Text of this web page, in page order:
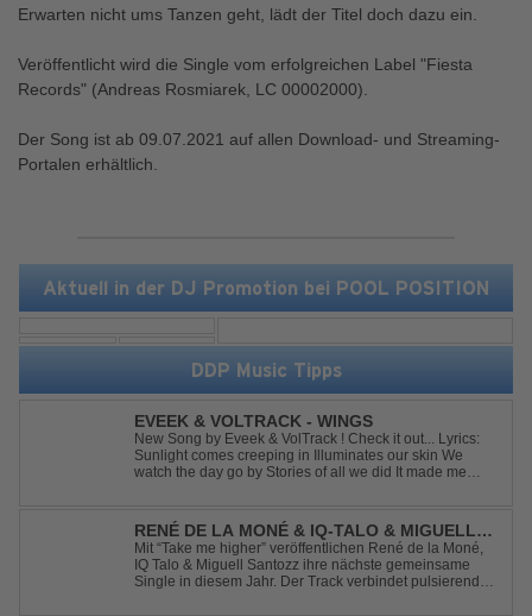
Aktuell in der DJ Promotion bei POOL POSITION
DDP Music Tipps
EVEEK & VOLTRACK - WINGS
New Song by Eveek & VolTrack ! Check it out... Lyrics:
Sunlight comes creeping in Illuminates our skin We
watch the day go by Stories of all we did It made me
RENÉ DE LA MONÉ & IQ-TALO & MIGUELL
SANTOZZ - TAKE ME HIGHER
Mit “Take me higher” veröffentlichen René de la Moné,
IQ Talo & Miguell Santozz ihre nächste gemeinsame
Single in diesem Jahr. Der Track verbindet pulsierenden
Erwarten nicht ums Tanzen geht, lädt der Titel doch dazu ein.
Veröffentlicht wird die Single vom erfolgreichen Label "Fiesta
Records" (Andreas Rosmiarek, LC 00002000).
Der Song ist ab 09.07.2021 auf allen Download- und Streaming-
Portalen erhältlich.